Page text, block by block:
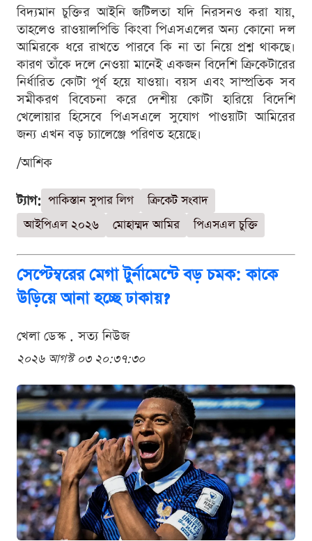
বিদ্যমান চুক্তির আইনি জটিলতা যদি নিরসনও করা যায়,
তাহলেও রাওয়ালপিন্ডি কিংবা পিএসএলের অন্য কোনো দল
আমিরকে ধরে রাখতে পারবে কি না তা নিয়ে প্রশ্ন থাকছে।
কারণ তাঁকে দলে নেওয়া মানেই একজন বিদেশি ক্রিকেটারের
নির্ধারিত কোটা পূর্ণ হয়ে যাওয়া। বয়স এবং সাম্প্রতিক সব
সমীকরণ বিবেচনা করে দেশীয় কোটা হারিয়ে বিদেশি
খেলোয়ার হিসেবে পিএসএলে সুযোগ পাওয়াটা আমিরের
জন্য এখন বড় চ্যালেঞ্জে পরিণত হয়েছে।
/আশিক
ট্যাগ: পাকিস্তান সুপার লিগ
ক্রিকেট সংবাদ
আইপিএল ২০২৬
মোহাম্মদ আমির পিএসএল চুক্তি
সেপ্টেম্বরের মেগা টুর্নামেন্টে বড় চমক: কাকে
উড়িয়ে আনা হচ্ছে ঢাকায়?
খেলা ডেস্ক . সত্য নিউজ
২০২৬ আগস্ট ০৩ ২০:৩৭:৩০